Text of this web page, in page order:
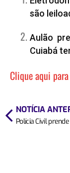
são
Aulão
Cuiabá
Clique aqui
NOTÍCIA